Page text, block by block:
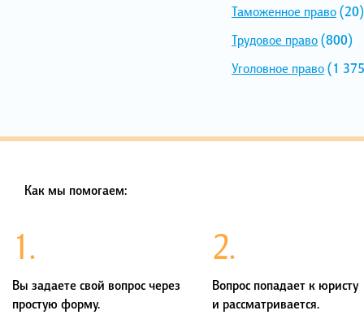
Таможенное право(20)
Трудовое право(800)
Уголовное право(1
Как мы помогаем:
1.
Вы задаете свой вопрос через
простую форму.
2.
Вопрос попадает к юристу
и рассматривается.